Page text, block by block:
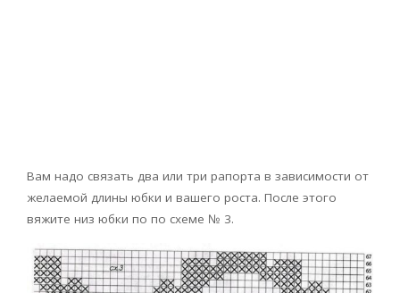
Вам надо связать два или три рапорта в зависимости от
желаемой длины юбки и вашего роста. После этого
вяжите низ юбки по по схеме № 3.